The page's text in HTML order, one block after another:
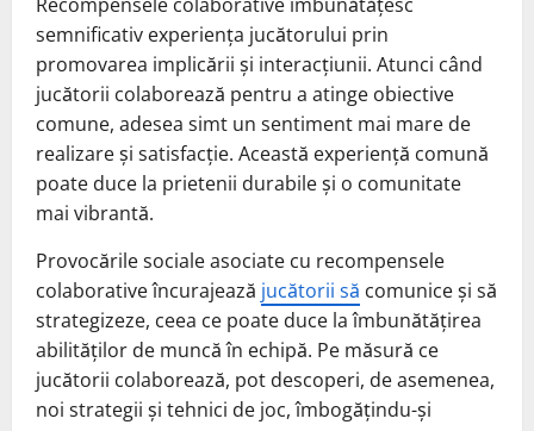
semnificativ experiența jucătorului prin
promovarea implicării și interacțiunii. Atunci când
jucătorii colaborează pentru a atinge obiective
comune, adesea simt un sentiment mai mare de
realizare și satisfacție. Această experiență comună
poate duce la prietenii durabile și o comunitate
mai vibrantă.
Provocările sociale asociate cu recompensele
colaborative încurajează jucătorii să comunice și să
strategizeze, ceea ce poate duce la îmbunătățirea
abilităților de muncă în echipă. Pe măsură ce
jucătorii colaborează, pot descoperi, de asemenea,
noi strategii și tehnici de joc, îmbogățindu-și